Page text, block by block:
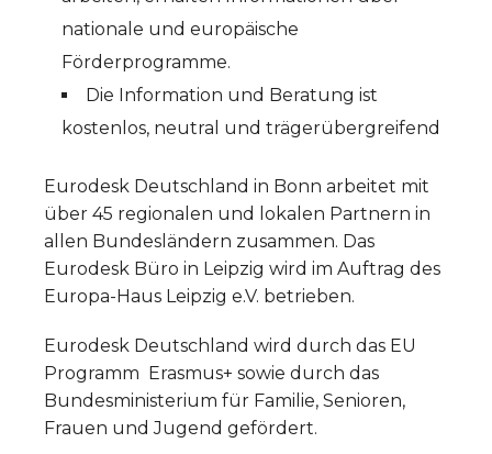
nationale und europäische
Förderprogramme.
Die Information und Beratung ist
kostenlos, neutral und trägerübergreifend
Eurodesk Deutschland in Bonn arbeitet mit
über 45 regionalen und lokalen Partnern in
allen Bundesländern zusammen. Das
Eurodesk Büro in Leipzig wird im Auftrag des
Europa-Haus Leipzig e.V. betrieben.
Eurodesk Deutschland wird durch das EU
Programm Erasmus+ sowie durch das
Bundesministerium für Familie, Senioren,
Frauen und Jugend gefördert.